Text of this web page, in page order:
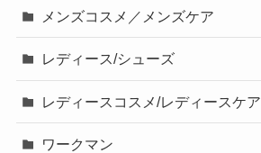
メンズコスメ／メンズケア
レディース/シューズ
レディースコスメ/レディースケア
ワークマン